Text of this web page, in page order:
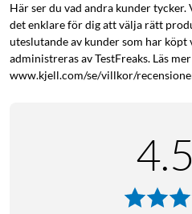
Här ser du vad andra kunder
det enklare för dig att välja rätt
uteslutande av kunder som har köpt
administreras av TestFreaks. Läs
www.kjell.com/se/villkor/
4.5